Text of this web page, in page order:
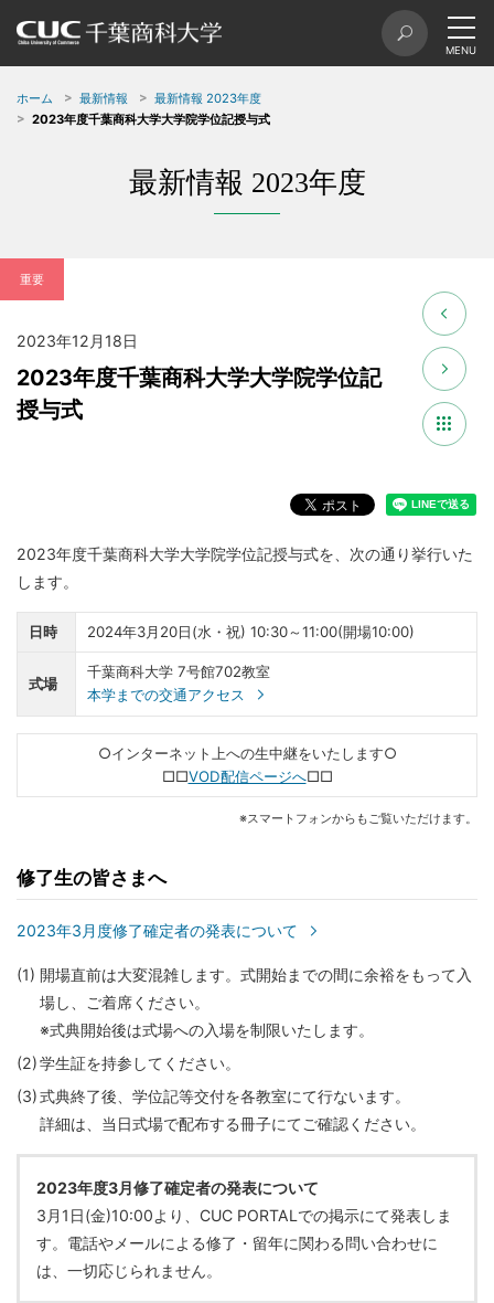
ホーム 最新情報
最新情報 2023年度
2023年度千葉商科大学大学院学位記授与式
最新情報 2023年度
重要
2023年12月18日
2023年度千葉商科大学大学院学位記
授与式
2023年度千葉商科大学大学院学位記授与式を、次の通り挙行いた
します。
日時 2024年3月20日(水・祝) 10:30～11:00(開場10:00)
式場
千葉商科大学 7号館702教室
本学までの交通アクセス
○インターネット上への生中継をいたします○
□□VOD配信ページへ□□
※スマートフォンからもご覧いただけます。
修了生の皆さまへ
2023年3月度修了確定者の発表について
(1) 開場直前は大変混雑します。式開始までの間に余裕をもって入
場し、ご着席ください。
※式典開始後は式場への入場を制限いたします。
(2)学生証を持参してください。
(3)式典終了後、学位記等交付を各教室にて行ないます。
詳細は、当日式場で配布する冊子にてご確認ください。
2023年度3月修了確定者の発表について
3月1日(金)10:00より、CUC PORTALでの掲示にて発表しま
す。電話やメールによる修了・留年に関わる問い合わせに
は、一切応じられません。